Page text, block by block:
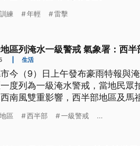
訓練 年輕 雷擊
區列淹水一級警戒 氣象署：西
生活
今（9）日上午發布豪雨特報與
度列為一級淹水警戒，當地民眾
南風雙重影響，西半部地區及馬
地區 西半部 一級警戒 ...